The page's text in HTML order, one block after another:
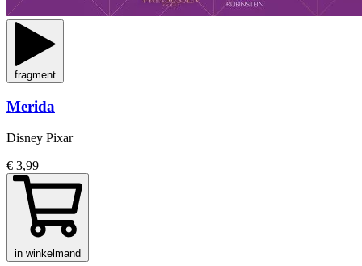
fragment
Merida
Disney Pixar
€ 3,99
in winkelmand